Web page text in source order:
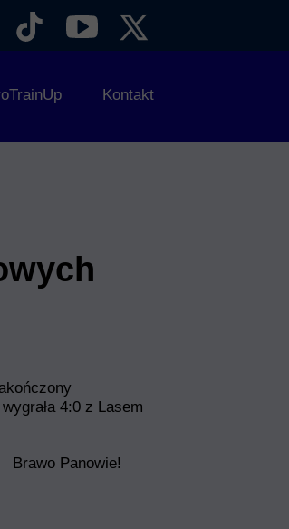
Kontakt
4:0 z Lasem
Brawo Panowie!